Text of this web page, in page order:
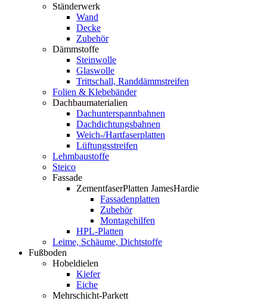
Ständerwerk
Wand
Decke
Zubehör
Dämmstoffe
Steinwolle
Glaswolle
Trittschall, Randdämmstreifen
Folien & Klebebänder
Dachbaumaterialien
Dachunterspannbahnen
Dachdichtungsbahnen
Weich-/Hartfaserplatten
Lüftungsstreifen
Lehmbaustoffe
Steico
Fassade
ZementfaserPlatten JamesHardie
Fassadenplatten
Zubehör
Montagehilfen
HPL-Platten
Leime, Schäume, Dichtstoffe
Fußboden
Hobeldielen
Kiefer
Eiche
Mehrschicht-Parkett